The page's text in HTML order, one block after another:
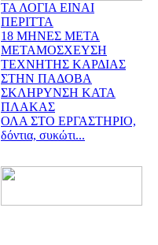
ΤΑ ΛΟΓΙΑ ΕΙΝΑΙ
ΠΕΡΙΤΤΑ
18 ΜΗΝΕΣ ΜΕΤΑ
ΜΕΤΑΜΟΣΧΕΥΣΗ
ΤΕΧΝΗΤΗΣ ΚΑΡΔΙΑΣ
ΣΤΗΝ ΠΑΔΟΒΑ
ΣΚΛΗΡΥΝΣΗ ΚΑΤΑ
ΠΛΑΚΑΣ
ΟΛΑ ΣΤΟ ΕΡΓΑΣΤΗΡΙΟ,
δόντια, συκώτι...